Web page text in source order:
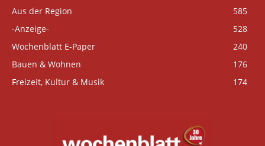
Aus der Region
585
-Anzeige-
528
Wochenblatt E-Paper
240
Bauen & Wohnen
176
Freizeit, Kultur & Musik
174